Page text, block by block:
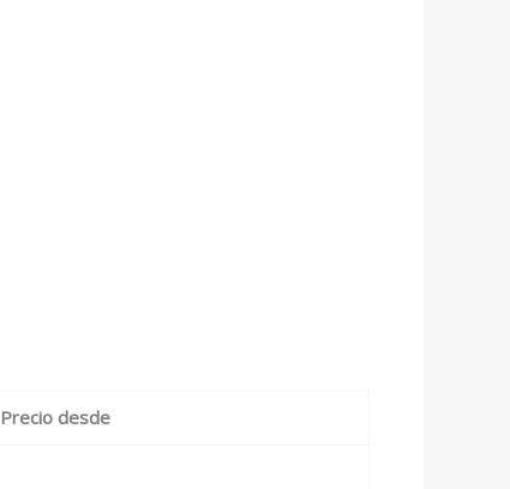
Precio desde